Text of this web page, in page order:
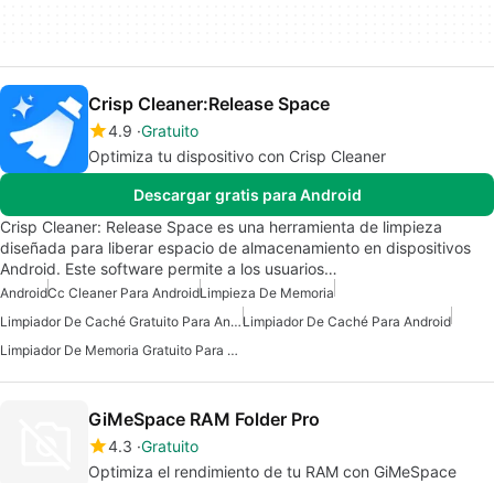
Crisp Cleaner:Release Space
4.9 Gratuito
Optimiza tu dispositivo con Crisp Cleaner
Descargar gratis para Android
Crisp Cleaner: Release Space es una herramienta de limpieza
diseñada para liberar espacio de almacenamiento en dispositivos
Android. Este software permite a los usuarios…
AndroidCc Cleaner Para AndroidLimpieza De Memoria
Limpiador De Caché Gratuito Para AndroidLimpiador De Caché Para Android
Limpiador De Memoria Gratuito Para Android
GiMeSpace RAM Folder Pro
4.3 Gratuito
Optimiza el rendimiento de tu RAM con GiMeSpace